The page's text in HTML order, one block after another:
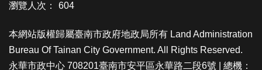
瀏覽人次：
604
本網站版權歸屬臺南市政府地政局所有 Land Administration
Bureau Of Tainan City Government. All Rights Reserved.
永華市政中心 708201臺南市安平區永華路二段6號 | 總機：